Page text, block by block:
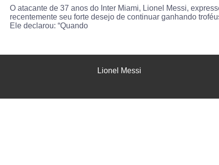
O atacante de 37 anos do Inter Miami, Lionel Messi,
recentemente seu forte desejo de continuar ganhando
Ele declarou: “Quando
Lionel Messi